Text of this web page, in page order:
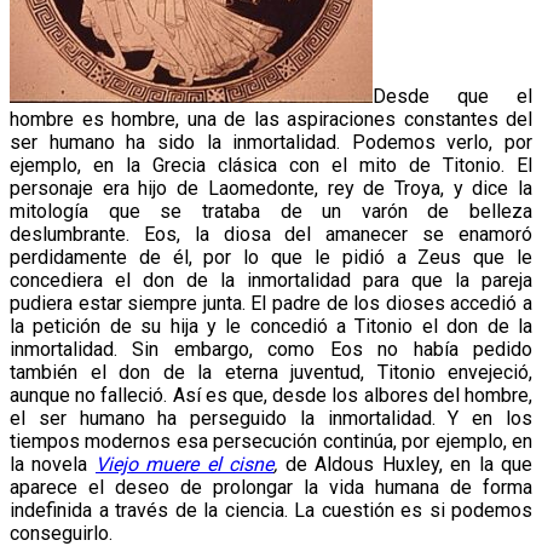
Desde que el
hombre es hombre, una de las aspiraciones constantes del
ser humano ha sido la inmortalidad. Podemos verlo, por
ejemplo, en la Grecia clásica con el mito de Titonio. El
personaje era hijo de Laomedonte, rey de Troya, y dice la
mitología que se trataba de un varón de belleza
deslumbrante. Eos, la diosa del amanecer se enamoró
perdidamente de él, por lo que le pidió a Zeus que le
concediera el don de la inmortalidad para que la pareja
pudiera estar siempre junta. El padre de los dioses accedió a
la petición de su hija y le concedió a Titonio el don de la
inmortalidad. Sin embargo, como Eos no había pedido
también el don de la eterna juventud, Titonio envejeció,
aunque no falleció. Así es que, desde los albores del hombre,
el ser humano ha perseguido la inmortalidad. Y en los
tiempos modernos esa persecución continúa, por ejemplo, en
la novela Viejo muere el cisne, de Aldous Huxley, en la que
aparece el deseo de prolongar la vida humana de forma
indefinida a través de la ciencia. La cuestión es si podemos
conseguirlo.